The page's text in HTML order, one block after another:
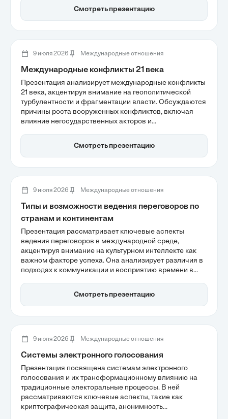
взаимозависимости, что способствовало сближению
интересов сторон. Также рассматриваются причины
Смотреть презентацию
9 июля 2026 Международные отношения
Международные конфликты 21 века
Презентация анализирует международные конфликты
21 века, акцентируя внимание на геополитической
турбулентности и фрагментации власти. Обсуждаются
причины роста вооруженных конфликтов, включая
влияние негосударственных акторов и
Участники смогут понять, как современные вызовы,
такие как изменение климата и экономическая
Смотреть презентацию
9 июля 2026 Международные отношения
Типы и возможности ведения переговоров по
странам и континентам
Презентация рассматривает ключевые аспекты
ведения переговоров в международной среде,
акцентируя внимание на культурном интеллекте как
важном факторе успеха. Она анализирует различия в
подходах к коммуникации и восприятию времени в
Америка. Понимание этих нюансов помогает избежать
недопонимания и повысить эффективность
Смотреть презентацию
9 июля 2026 Международные отношения
Системы электронного голосования
Презентация посвящена системам электронного
голосования и их трансформационному влиянию на
традиционные электоральные процессы. В ней
рассматриваются ключевые аспекты, такие как
криптографическая защита, анонимность